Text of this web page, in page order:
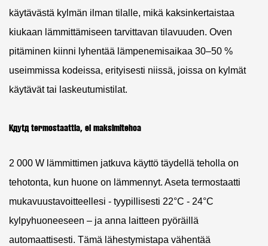
käytävästä kylmän ilman tilalle, mikä kaksinkertaistaa
kiukaan lämmittämiseen tarvittavan tilavuuden. Oven
pitäminen kiinni lyhentää lämpenemisaikaa 30–50 %
useimmissa kodeissa, erityisesti niissä, joissa on kylmät
käytävät tai laskeutumistilat.
Käytä termostaattia, ei maksimitehoa
2 000 W lämmittimen jatkuva käyttö täydellä teholla on
tehotonta, kun huone on lämmennyt. Aseta termostaatti
mukavuustavoitteellesi - tyypillisesti 22°C - 24°C
kylpyhuoneeseen – ja anna laitteen pyöräillä
automaattisesti. Tämä lähestymistapa vähentää